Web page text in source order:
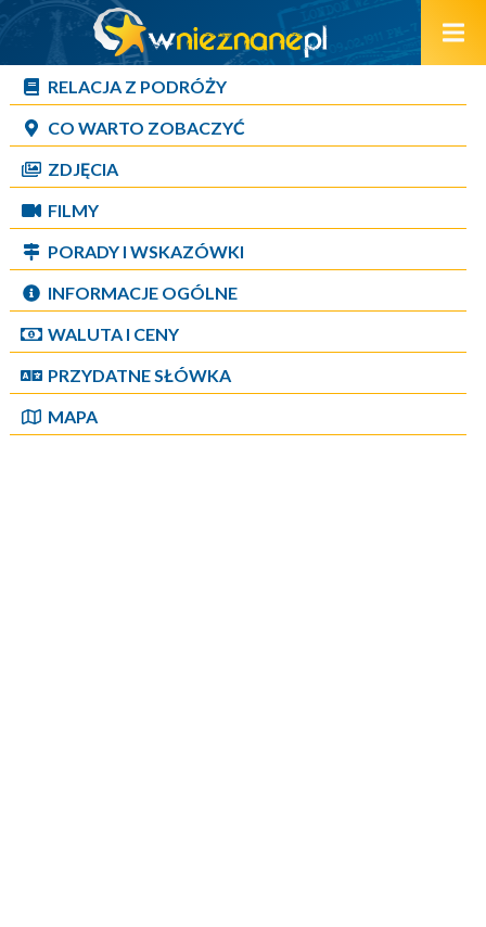
RELACJA Z PODRÓŻY
CO WARTO ZOBACZYĆ
ZDJĘCIA
FILMY
PORADY I WSKAZÓWKI
INFORMACJE OGÓLNE
WALUTA I CENY
PRZYDATNE SŁÓWKA
MAPA